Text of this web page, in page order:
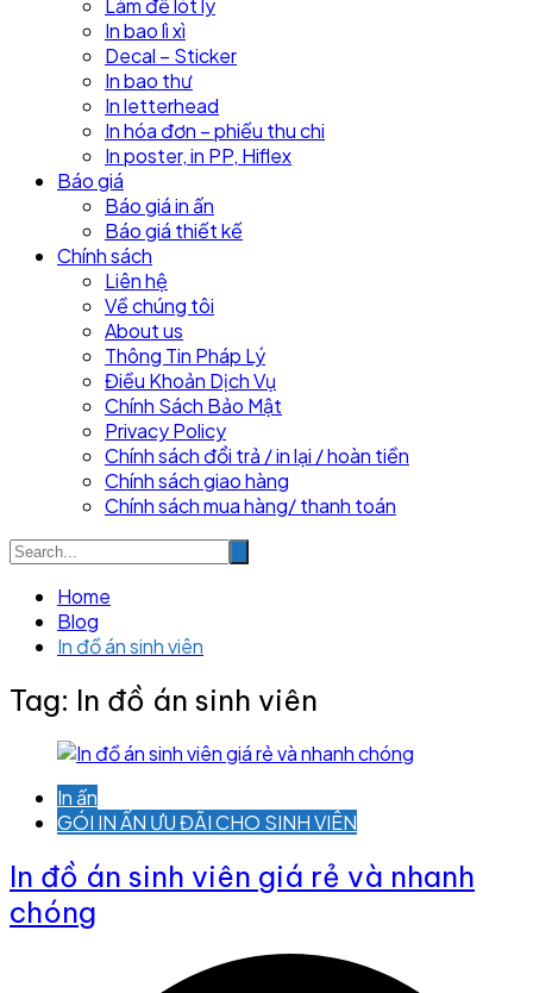
In bao lì xì
Decal – Sticker
In bao thư
In letterhead
In hóa đơn – phiếu thu chi
In poster, in PP, Hiflex
Báo giá
Báo giá in ấn
Báo giá thiết kế
Chính sách
Liên hệ
Về chúng tôi
About us
Thông Tin Pháp Lý
Điều Khoản Dịch Vụ
Chính Sách Bảo Mật
Privacy Policy
Chính sách đổi trả / in lại / hoàn tiền
Chính sách giao hàng
Chính sách mua hàng/ thanh toán
Home
Blog
In đồ án sinh viên
Tag: In đồ án sinh viên
In ấn
GÓI IN ẤN ƯU ĐÃI CHO SINH VIÊN
In đồ án sinh viên giá rẻ và nhanh
chóng